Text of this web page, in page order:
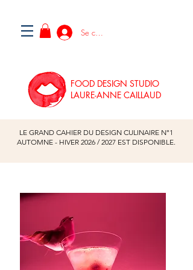
Se connecter
FOOD DESIGN STUDIO
LAURE-ANNE CAILLAUD
LE GRAND CAHIER DU DESIGN CULINAIRE N°1
AUTOMNE - HIVER 2026 /2027EST DISPONIBLE.